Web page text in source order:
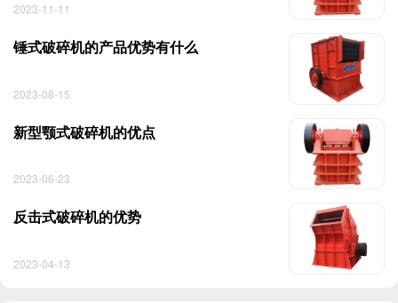
2023-11-11
锤式破碎机的产品优势有什么
2023-08-15
新型颚式破碎机的优点
2023-06-23
反击式破碎机的优势
2023-04-13